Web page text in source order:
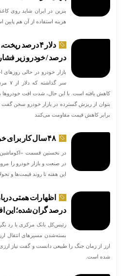
بنزین در ایران شاید روی کاغذ
هزینه استفاده از آن هم پایین
درصد / خودرو زیر فشار
بازار خودرو در حالی
کاهش یافته است. با این حال، شدت افت خودروها
بتوان از ریزش گسترده در بازار خودرو سخن
برابر کاهش قیمت مقاومت می‌کنند
۴۸ سال کار برای خرید یک تویوتا کمری
در نخستین قسمت
در صنعت و بازار خودرو را مرور
این هفته تا روند قیمت‌ها و
درصد گران شده؛ این
رئیس‌کل بانک مرکزی با رد
ارز از زمان جنگ را طبیعی دانست و گفت نیاز
شده است.